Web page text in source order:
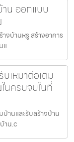
าน ออกแบบ
งบ้านหรู สร้างอาคาร
แ
เหมาต่อเติม
นครบจบในที่
บ้านและรับสร้างบ้าน
าน.c